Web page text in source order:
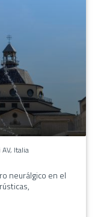
Italia
neurálgico en el